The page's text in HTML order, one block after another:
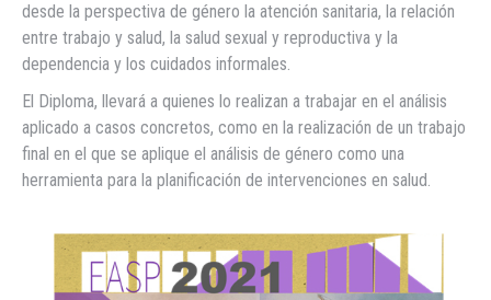
desde la perspectiva de género la atención sanitaria, la relación
entre trabajo y salud, la salud sexual y reproductiva y la
dependencia y los cuidados informales.
El Diploma, llevará a quienes lo realizan a trabajar en el análisis
aplicado a casos concretos, como en la realización de un trabajo
final en el que se aplique el análisis de género como una
herramienta para la planificación de intervenciones en salud.